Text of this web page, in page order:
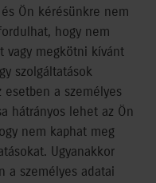
Ön kérésünkre nem
hogy nem
megkötni kívánt
szolgáltatások
esetben a személyes
hátrányos lehet az Ön
nem kaphat meg
Ugyanakkor
a személyes adatai